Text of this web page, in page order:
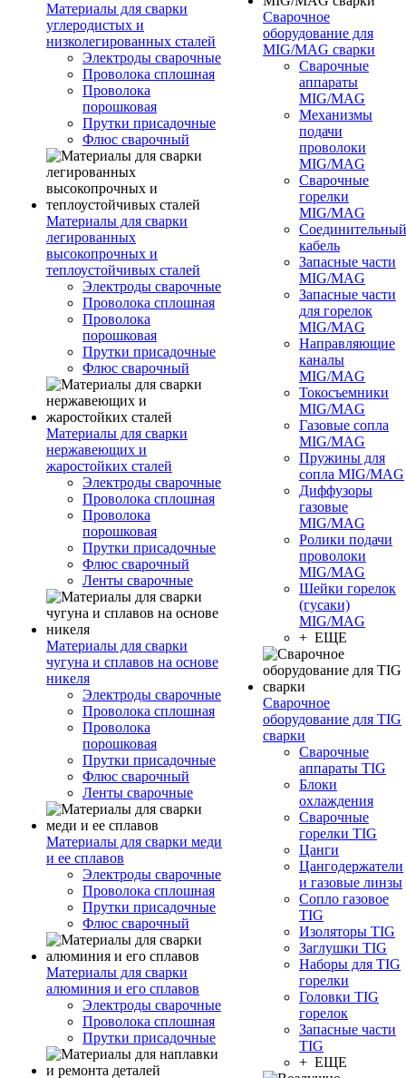
Материалы для сварки
углеродистых и
низколегированных сталей
Электроды сварочные
Проволока сплошная
Проволока
порошковая
Прутки присадочные
Флюс сварочный
Материалы для сварки
легированных
высокопрочных и
теплоустойчивых сталей
Электроды сварочные
Проволока сплошная
Проволока
порошковая
Прутки присадочные
Флюс сварочный
Материалы для сварки
нержавеющих и
жаростойких сталей
Электроды сварочные
Проволока сплошная
Проволока
порошковая
Прутки присадочные
Флюс сварочный
Ленты сварочные
Материалы для сварки
чугуна и сплавов на основе
никеля
Электроды сварочные
Проволока сплошная
Проволока
порошковая
Прутки присадочные
Флюс сварочный
Ленты сварочные
Материалы для сварки меди
и ее сплавов
Электроды сварочные
Проволока сплошная
Прутки присадочные
Флюс сварочный
Материалы для сварки
алюминия и его сплавов
Электроды сварочные
Проволока сплошная
Прутки присадочные
Сварочное
оборудование для
MIG/MAG сварки
Сварочные
аппараты
MIG/MAG
Механизмы
подачи
проволоки
MIG/MAG
Сварочные
горелки
MIG/MAG
Соединительный
кабель
Запасные части
MIG/MAG
Запасные части
для горелок
MIG/MAG
Направляющие
каналы
MIG/MAG
Токосъемники
MIG/MAG
Газовые сопла
MIG/MAG
Пружины для
сопла MIG/MAG
Диффузоры
газовые
MIG/MAG
Ролики подачи
проволоки
MIG/MAG
Шейки горелок
(гусаки)
MIG/MAG
+ ЕЩЕ
Сварочное
оборудование для TIG
сварки
Сварочные
аппараты TIG
Блоки
охлаждения
Сварочные
горелки TIG
Цанги
Цангодержатели
и газовые линзы
Сопло газовое
TIG
Изоляторы TIG
Заглушки TIG
Наборы для TIG
горелки
Головки TIG
горелок
Запасные части
TIG
+ ЕЩЕ